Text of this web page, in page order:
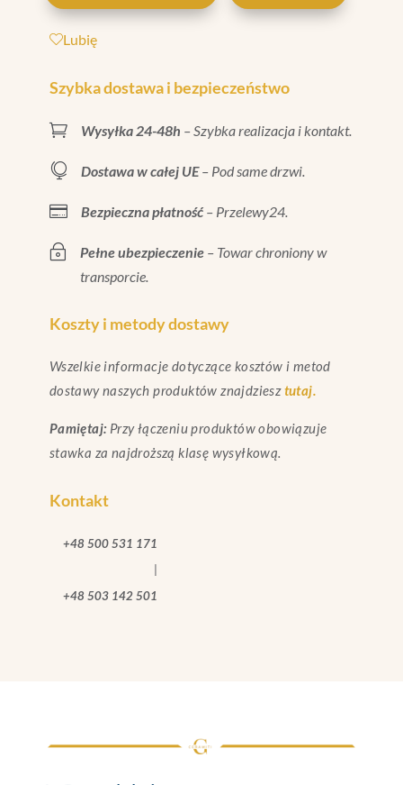
15
M
PRZYŁĄCZE
1/2”
Lubię
Szybka dostawa i bezpieczeństwo
 Wysyłka 24-48h – Szybka realizacja i kontakt.
 Dostawa w całej UE– Pod same drzwi.
 Bezpieczna płatność– Przelewy24.
~ Pełne ubezpieczenie– Towar chroniony w
transporcie.
Koszty i metody dostawy
Wszelkie informacje dotyczące kosztów i metod
dostawy naszych produktów znajdziesztutaj.
Pamiętaj: Przy łączeniu produktów obowiązuje
stawka za najdroższą klasę wysyłkową.
Kontakt
+48 500 531 171
+48 503 142 501